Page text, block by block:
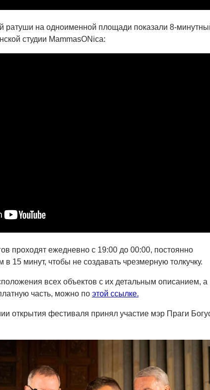
ратуши на одноименной площади показали 8-
студии MammasONica:
проходят ежедневно с 19:00 до 00:00, постоянно
в 15 минут, чтобы не создавать чрезмерную толкучку.
всех объектов с их детальным описанием, а
часть, можно по этой ссылке.
открытия фестиваля принял участие мэр Праги